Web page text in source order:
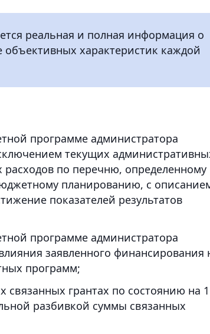
реальная и полная информация о
характеристик каждой
программе администратора
текущих
расходов по перечню, определенному
планированию, с
показателей результатов
программе администратора
заявленного финансирования
программ;
грантах по состоянию на 1
разбивкой суммы связанных